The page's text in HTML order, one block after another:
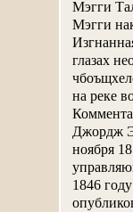
Мэгги
Мэгги
глазах
на реке
Джордж
ноября
1846